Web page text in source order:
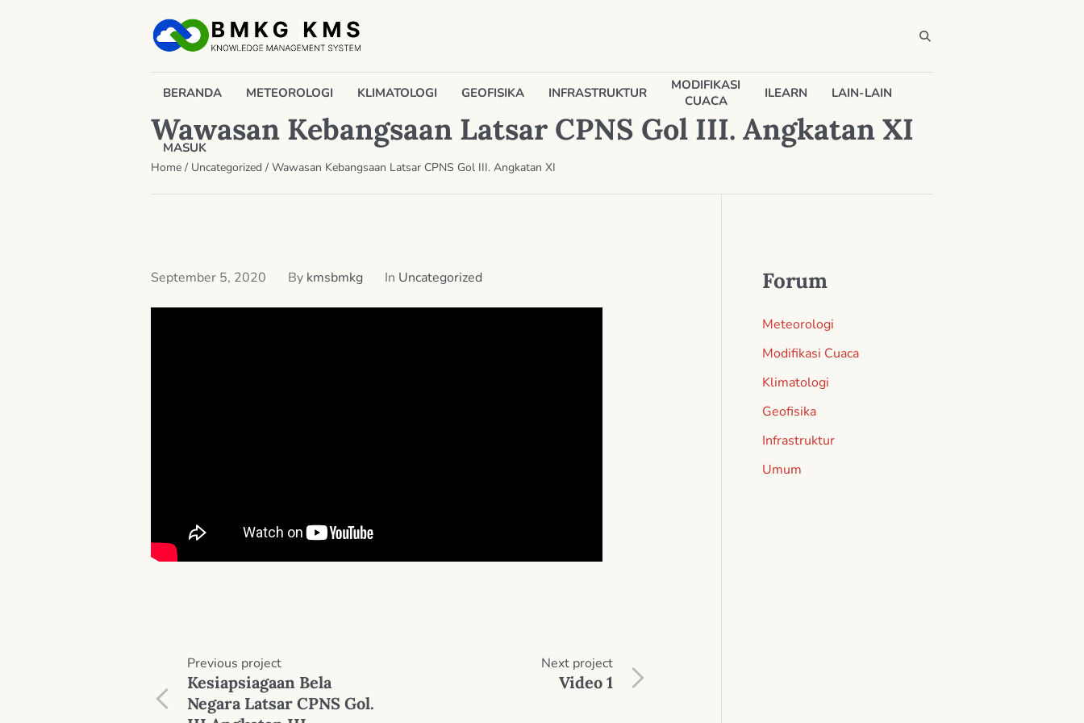
BERANDA METEOROLOGI KLIMATOLOGI GEOFISIKA INFRASTRUKTUR
MODIFIKASI
CUACA
ILEARN LAIN-LAIN
MASUK
Wawasan Kebangsaan Latsar CPNS Gol III. Angkatan XI
Home / Uncategorized / Wawasan Kebangsaan Latsar CPNS Gol III. Angkatan XI
September 5, 2020 By kmsbmkg In Uncategorized
Previous project
Kesiapsiagaan Bela
Negara Latsar CPNS Gol.
Next project
Video 1
Forum
Meteorologi
Modifikasi Cuaca
Klimatologi
Geofisika
Infrastruktur
Umum